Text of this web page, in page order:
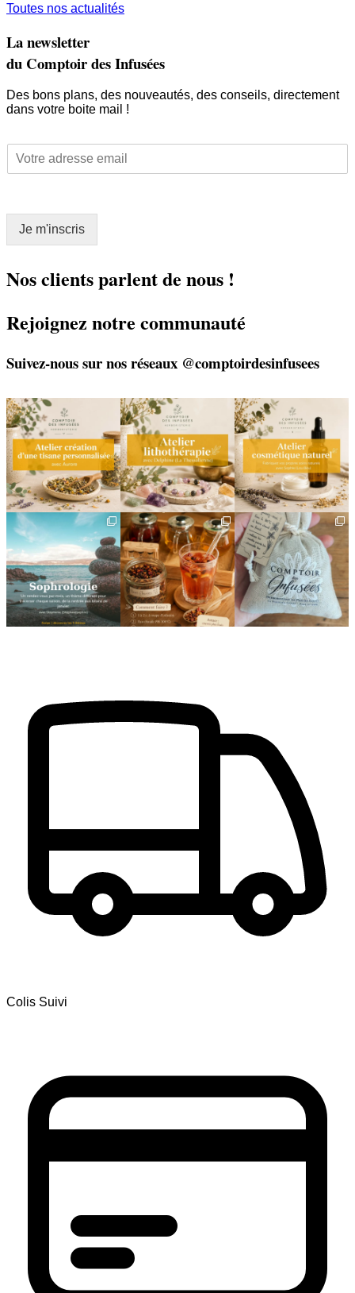
Toutes nos actualités
La newsletter
du Comptoir des Infusées
Des bons plans, des nouveautés, des conseils, directement
dans votre boite mail !
E
m
a
i
l
l
Je m'inscris
Nos clients parlent de nous !
Rejoignez notre communauté
Suivez-nous sur nos réseaux @comptoirdesinfusees
🌿 Créez votre tisane sur-
mesure
Un...
8 0
🌿 Un bracelet
énergétique, juste pour
vous
...
2 0
🌿 Deux rendez-vous
cosmétiques avec Sophie
(Lou...
6 0
🌿 Cinq mois, cinq façons
de souffler
...
8 1
Deux visages, une même
philosophie 🌿
Le...
11 0
🎁 L`attention qui fait
plaisir — et qui vous...
24 2
Colis Suivi